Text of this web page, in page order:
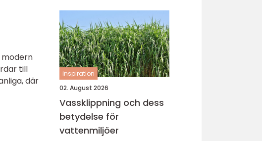
till
där
inspiration
02. August 2026
Vassklippning och dess
betydelse för
vattenmiljöer